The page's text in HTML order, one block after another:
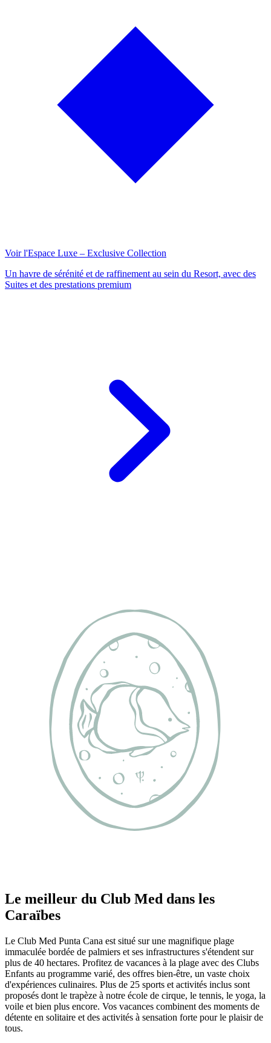
Voir l'Espace Luxe – Exclusive Collection
Un havre de sérénité et de raffinement au sein du Resort, avec des
Suites et des prestations premium
Le meilleur du Club Med dans les
Caraïbes
Le Club Med Punta Cana est situé sur une magnifique plage
immaculée bordée de palmiers et ses infrastructures s'étendent sur
plus de 40 hectares. Profitez de vacances à la plage avec des Clubs
Enfants au programme varié, des offres bien-être, un vaste choix
d'expériences culinaires. Plus de 25 sports et activités inclus sont
proposés dont le trapèze à notre école de cirque, le tennis, le yoga, la
voile et bien plus encore. Vos vacances combinent des moments de
détente en solitaire et des activités à sensation forte pour le plaisir de
tous.